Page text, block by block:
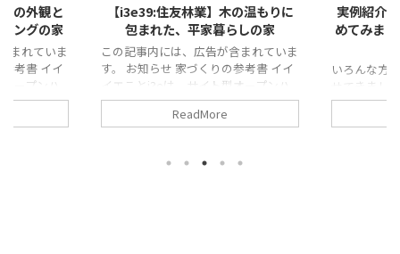
温もりに
しの家
まれていま
考書 イイ
ープンハ
住まいの
実例紹介は各メーカーごとにまと
めてみました!お気に入りのテイス
トは?
いろんな方の家づくりの実例紹介を載
せてきましたが、もうすぐ40軒になろ
うとしています。 そこで、今回はまず
は大手のハウスメーカーの実例紹介を
参考になればと思います。 また、実
ReadMore
【i3e38】
を楽しむ
ことがあり
の参考書
型オープン